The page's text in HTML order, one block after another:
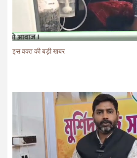
इस वक्त की बड़ी खबर